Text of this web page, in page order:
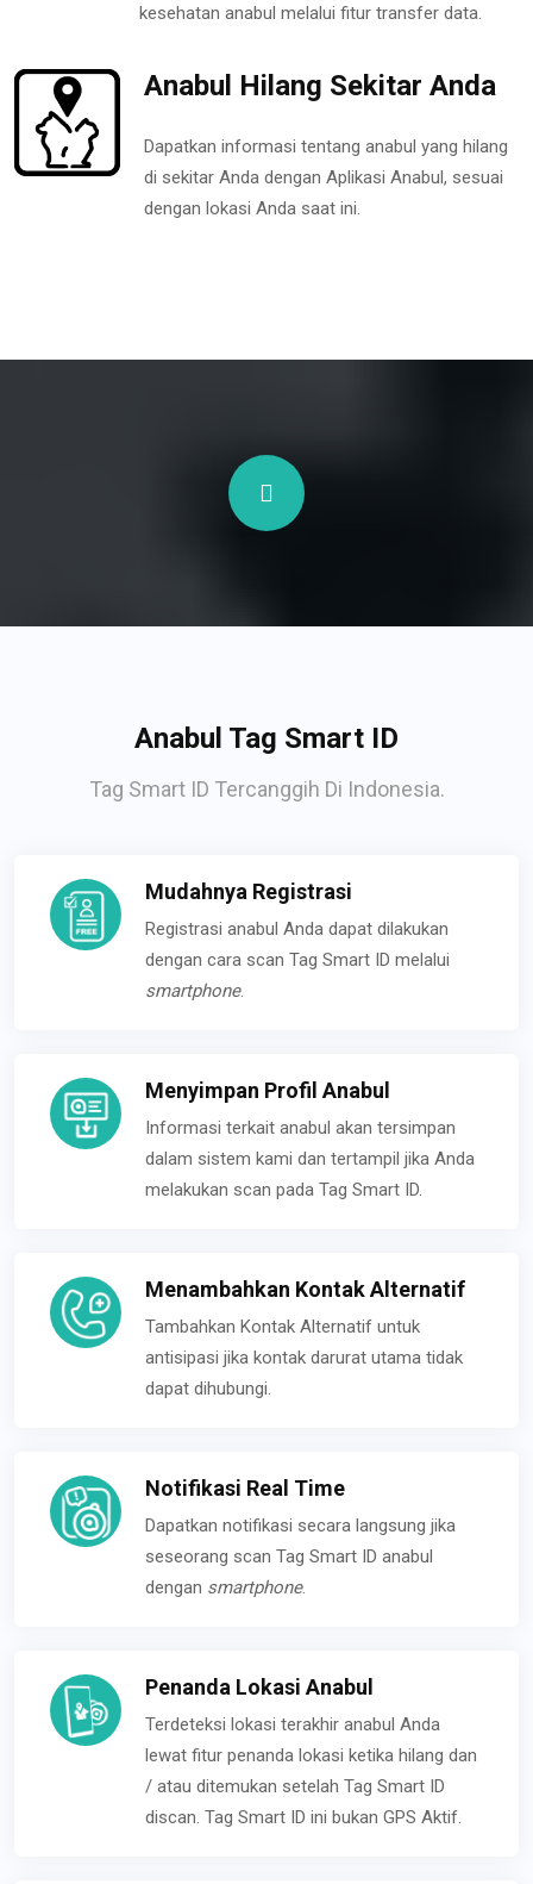
kesehatan anabul melalui fitur transfer data.
Anabul Hilang Sekitar Anda
Dapatkan informasi tentang anabul yang hilang
di sekitar Anda dengan Aplikasi Anabul, sesuai
dengan lokasi Anda saat ini.
Anabul Tag Smart ID
Tag Smart ID Tercanggih Di Indonesia.
Mudahnya Registrasi
Registrasi anabul Anda dapat dilakukan
dengan cara scan Tag Smart ID melalui
smartphone.
Menyimpan Profil Anabul
Informasi terkait anabul akan tersimpan
dalam sistem kami dan tertampil jika Anda
melakukan scan pada Tag Smart ID.
Menambahkan Kontak Alternatif
Tambahkan Kontak Alternatif untuk
antisipasi jika kontak darurat utama tidak
dapat dihubungi.
Notifikasi Real Time
Dapatkan notifikasi secara langsung jika
seseorang scan Tag Smart ID anabul
dengan smartphone.
Penanda Lokasi Anabul
Terdeteksi lokasi terakhir anabul Anda
lewat fitur penanda lokasi ketika hilang dan
/ atau ditemukan setelah Tag Smart ID
discan. Tag Smart ID ini bukan GPS Aktif.